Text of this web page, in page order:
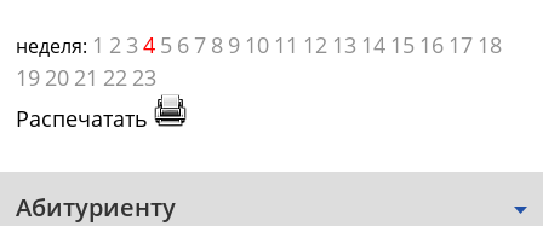
неделя: 1 2 3 4 5 6 7 8 9 10 11 12 13 14 15 16 17 18
19 20 21 22 23
Распечатать
Абитуриенту